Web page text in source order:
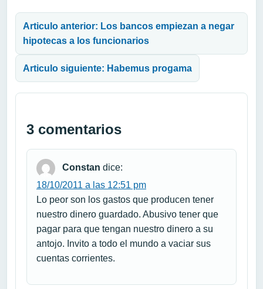
Articulo anterior: Los bancos empiezan a negar
hipotecas a los funcionarios
Articulo siguiente: Habemus progama
3 comentarios
Constan dice:
18/10/2011 a las 12:51 pm
Lo peor son los gastos que producen tener
nuestro dinero guardado. Abusivo tener que
pagar para que tengan nuestro dinero a su
antojo. Invito a todo el mundo a vaciar sus
cuentas corrientes.